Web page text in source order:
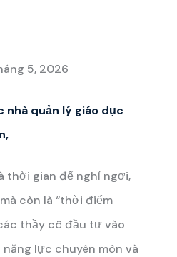
5, 2026
nhà quản lý giáo dục
thời gian để nghỉ ngơi,
còn là “thời điểm
thầy cô đầu tư vào
lực chuyên môn và